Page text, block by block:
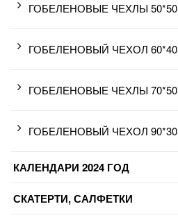
ГОБЕЛЕНОВЫЕ ЧЕХЛЫ 50*50
ГОБЕЛЕНОВЫЙ ЧЕХОЛ 60*40
ГОБЕЛЕНОВЫЕ ЧЕХЛЫ 70*50
ГОБЕЛЕНОВЫЙ ЧЕХОЛ 90*30
КАЛЕНДАРИ 2024 ГОД
СКАТЕРТИ, САЛФЕТКИ